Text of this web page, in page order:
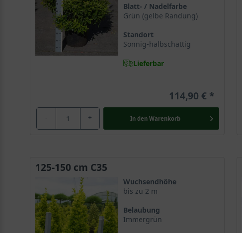
Blatt- / Nadelfarbe
Grün (gelbe Randung)
Standort
Sonnig-halbschattig
Lieferbar
114,90 €
- + In den Warenkorb
125-150 cm C35
Wuchsendhöhe
bis zu 2 m
Belaubung
Immergrün